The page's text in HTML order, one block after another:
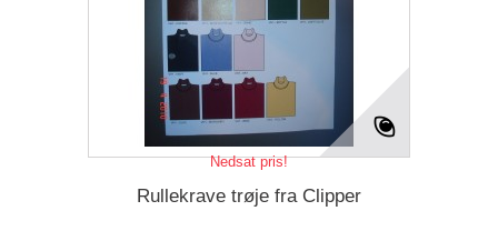
Nedsat pris!
Rullekrave trøje fra Clipper